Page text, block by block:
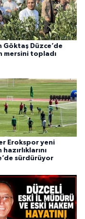
Göktaş Düzce’de
mersini topladı
Erokspor yeni
sürdürüyor